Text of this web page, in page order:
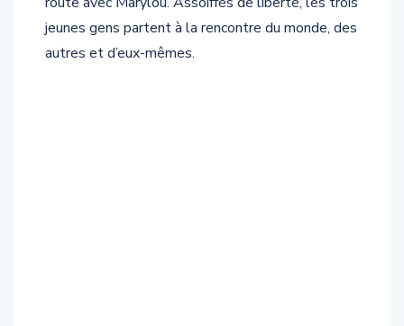
jeunes gens partent à la rencontre du monde, des
autres et d’eux-mêmes.